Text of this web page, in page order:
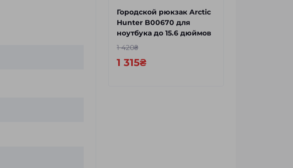
Городской рюкзак Arctic
Hunter B00670 для
ноутбука до 15.6 дюймов
1 420₴
1 315₴